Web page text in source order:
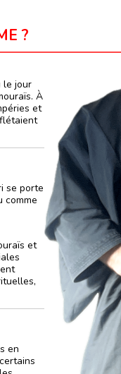
?
le jour
À
et
se porte
comme
et
en